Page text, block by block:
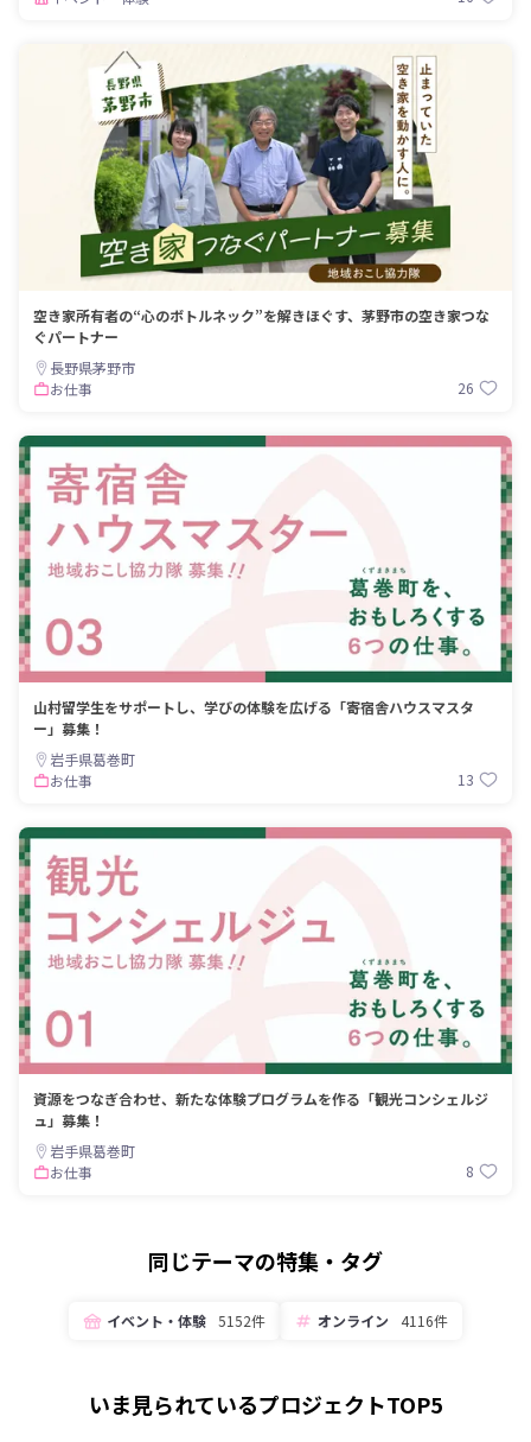
空き家所有者の“心のボトルネック”を解きほぐす、茅野市の空き家つな
ぐパートナー
長野県茅野市
お仕事
26
山村留学生をサポートし、学びの体験を広げる「寄宿舎ハウスマスタ
ー」募集！
岩手県葛巻町
お仕事
13
資源をつなぎ合わせ、新たな体験プログラムを作る「観光コンシェルジ
ュ」募集！
岩手県葛巻町
お仕事
8
同じテーマの特集・タグ
イベント・体験 5152件 オンライン 4116件
いま見られているプロジェクトTOP5